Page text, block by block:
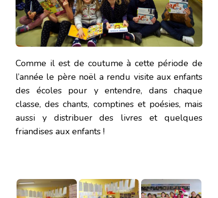
Comme il est de coutume à cette période de
l’année le père noël a rendu visite aux enfants
des écoles pour y entendre, dans chaque
classe, des chants, comptines et poésies, mais
aussi y distribuer des livres et quelques
friandises aux enfants !